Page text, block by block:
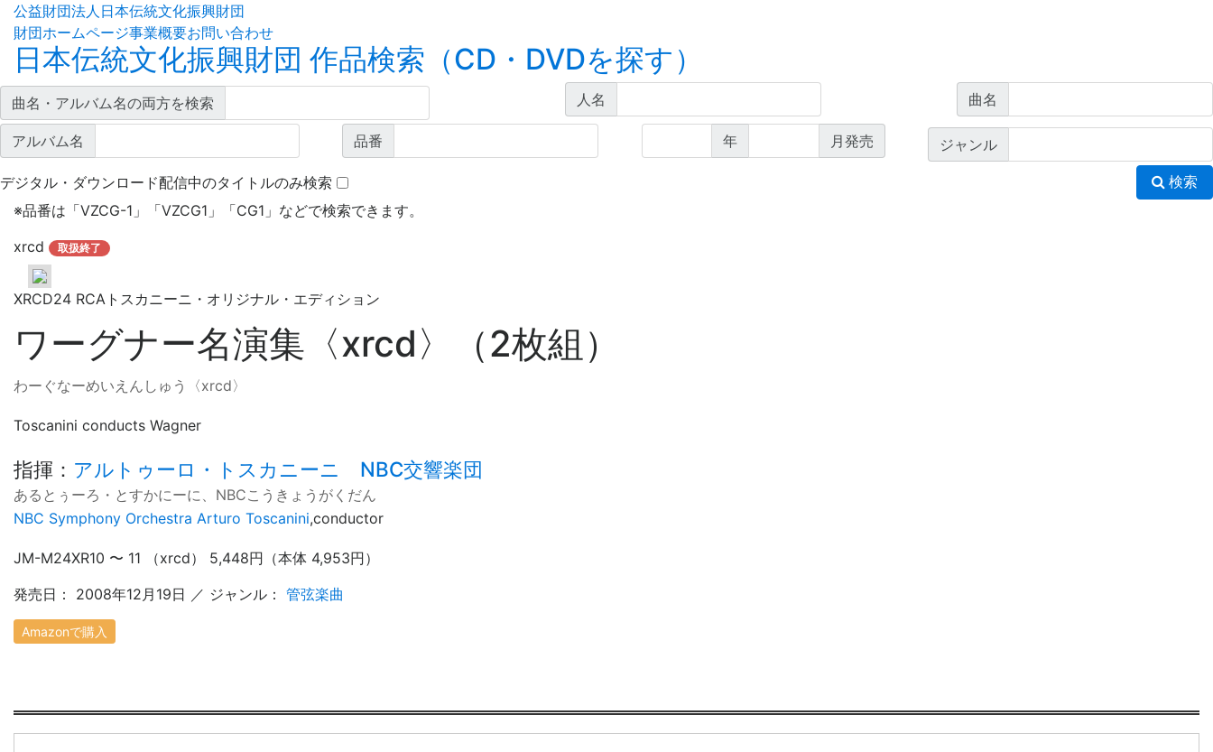
公益財団法人日本伝統文化振興財団
財団ホームページ事業概要お問い合わせ
日本伝統文化振興財団 作品検索（CD・DVDを探す）
曲名・アルバム名の両方を検索 人名 曲名
アルバム名 品番 年 月発売 ジャンル
デジタル・ダウンロード配信中のタイトルのみ検索 検索
※品番は「VZCG-1」「VZCG1」「CG1」などで検索できます。
xrcd
取扱終了
XRCD24 RCAトスカニーニ・オリジナル・エディション
ワーグナー名演集〈xrcd〉（2枚組）
わーぐなーめいえんしゅう〈xrcd〉
Toscanini conducts Wagner
指揮 ： アルトゥーロ・トスカニーニ NBC交響楽団
あるとぅーろ・とすかにーに、NBCこうきょうがくだん
NBC Symphony Orchestra Arturo Toscanini,conductor
JM-M24XR10 〜 11 （xrcd） 5,448円（本体 4,953円）
発売日： 2008年12月19日 ／ ジャンル： 管弦楽曲
Amazonで購入